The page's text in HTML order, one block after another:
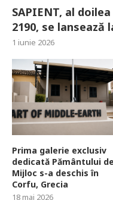
SAPIENT, al
2190, se lansează
1 iunie 2026
Prima galerie exclusiv
dedicată Pământului de
Mijloc s-a deschis în
Corfu, Grecia
18 mai 2026